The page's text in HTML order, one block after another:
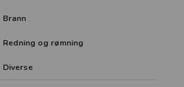
Brann
Redning og rømning
Diverse